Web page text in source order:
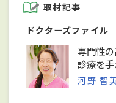
取材記事
ドクターズファイル
専門性
診療を
河野 智